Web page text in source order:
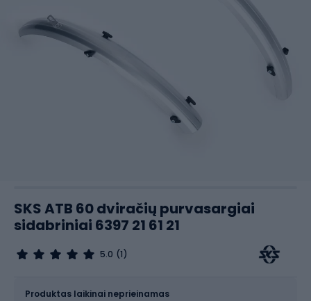
SKS ATB 60 dviračių purvasargiai
sidabriniai 6397 21 61 21
5.0 (1)
Produktas laikinai neprieinamas